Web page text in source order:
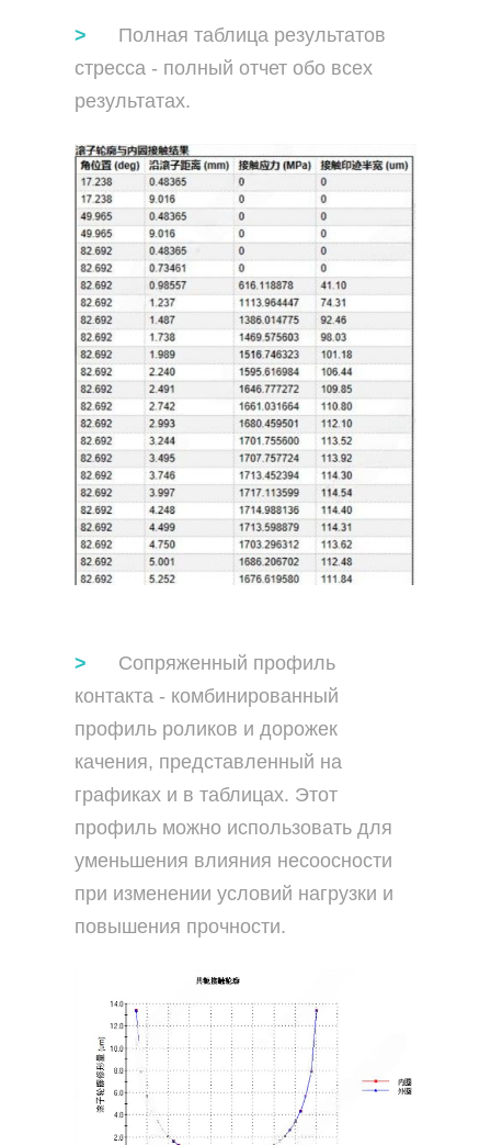
Полная таблица результатов
стресса - полный отчет обо всех
результатах.
Сопряженный профиль
контакта - комбинированный
профиль роликов и дорожек
качения, представленный на
графиках и в таблицах. Этот
профиль можно использовать для
уменьшения влияния несоосности
при изменении условий нагрузки и
повышения прочности.